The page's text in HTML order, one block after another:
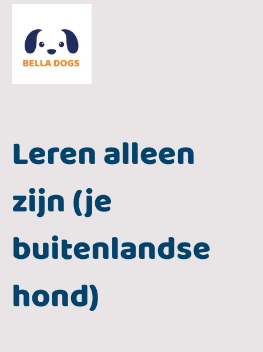
Leren alleen
zijn (je
buitenlandse
hond)